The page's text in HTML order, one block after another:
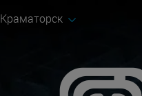
Краматорск